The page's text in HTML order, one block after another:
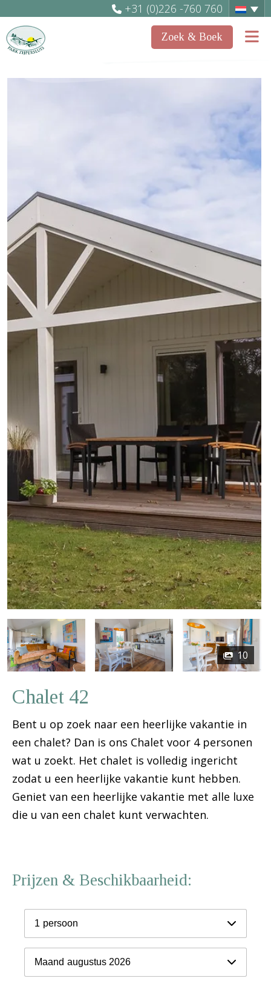
+31 (0)226 -760 760
Zoek & Boek
10
Chalet 42
Bent u op zoek naar een heerlijke vakantie in
een chalet? Dan is ons Chalet voor 4 personen
wat u zoekt. Het chalet is volledig ingericht
zodat u een heerlijke vakantie kunt hebben.
Geniet van een heerlijke vakantie met alle luxe
die u van een chalet kunt verwachten.
Prijzen & Beschikbaarheid:
1 persoon
Maand augustus 2026